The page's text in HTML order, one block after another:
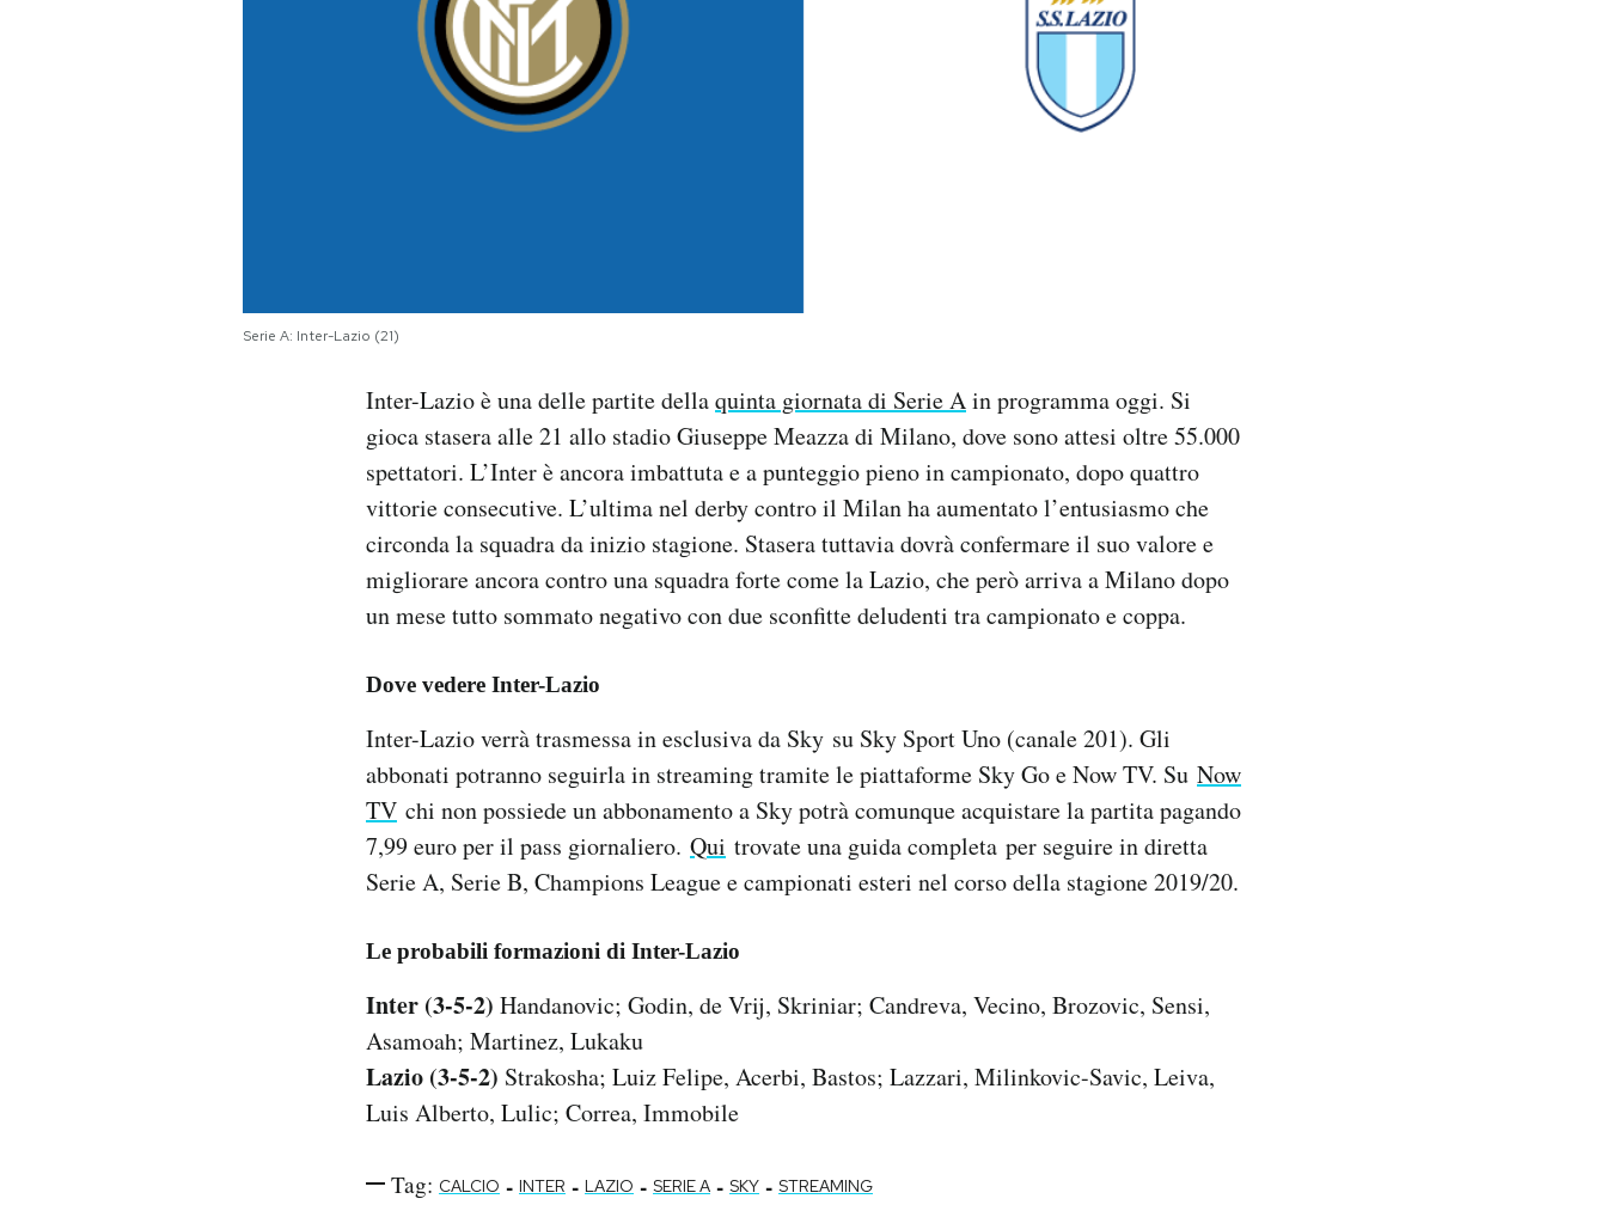
Serie A: Inter-Lazio (21)
Inter-Lazio è una delle partite dellaquinta giornata di Serie Ain programma oggi. Si
gioca stasera alle 21 allo stadio Giuseppe Meazza di Milano, dove sono attesi oltre 55.000
spettatori. L’Inter è ancora imbattuta e a punteggio pieno in campionato, dopo quattro
vittorie consecutive. L’ultima nel derby contro il Milan ha aumentato l’entusiasmo che
circonda la squadra da inizio stagione. Stasera tuttavia dovrà confermare il suo valore e
migliorare ancora contro una squadra forte come la Lazio, che però arriva a Milano dopo
un mese tutto sommato negativo con due sconfitte deludenti tra campionato e coppa.
Dove vedere Inter-Lazio
Inter-Lazio verrà trasmessa in esclusiva da Sky su Sky Sport Uno (canale 201). Gli
abbonati potranno seguirla in streaming tramite le piattaforme Sky Go e Now TV. Su Now
TV chi non possiede un abbonamento a Sky potrà comunque acquistare la partita pagando
7,99 euro per il pass giornaliero. Qui trovate una guida completa per seguire in diretta
Serie A, Serie B, Champions League e campionati esteri nel corso della stagione 2019/20.
Le probabili formazioni di Inter-Lazio
Inter (3-5-2) Handanovic; Godin, de Vrij, Skriniar; Candreva, Vecino, Brozovic, Sensi,
Asamoah; Martinez, Lukaku
Lazio (3-5-2) Strakosha; Luiz Felipe, Acerbi, Bastos; Lazzari, Milinkovic-Savic, Leiva,
Luis Alberto, Lulic; Correa, Immobile
Tag: CALCIO - INTER - LAZIO - SERIE A - SKY - STREAMING